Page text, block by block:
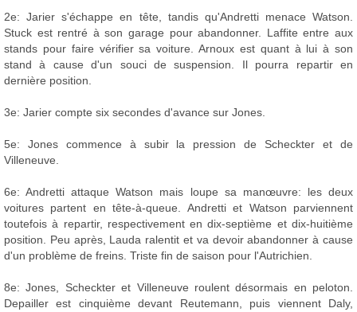
2e: Jarier s'échappe en tête, tandis qu'Andretti menace Watson.
Stuck est rentré à son garage pour abandonner. Laffite entre aux
stands pour faire vérifier sa voiture. Arnoux est quant à lui à son
stand à cause d'un souci de suspension. Il pourra repartir en
dernière position.
3e: Jarier compte six secondes d'avance sur Jones.
5e: Jones commence à subir la pression de Scheckter et de
Villeneuve.
6e: Andretti attaque Watson mais loupe sa manœuvre: les deux
voitures partent en tête-à-queue. Andretti et Watson parviennent
toutefois à repartir, respectivement en dix-septième et dix-huitième
position. Peu après, Lauda ralentit et va devoir abandonner à cause
d'un problème de freins. Triste fin de saison pour l'Autrichien.
8e: Jones, Scheckter et Villeneuve roulent désormais en peloton.
Depailler est cinquième devant Reutemann, puis viennent Daly,